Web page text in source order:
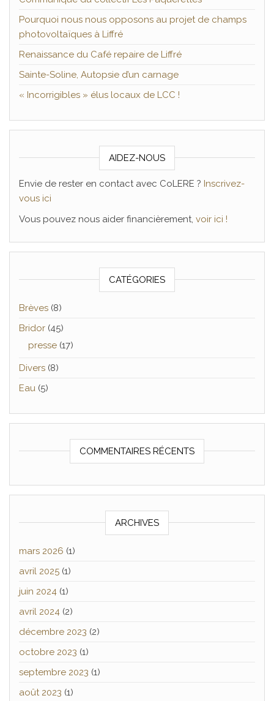
Pourquoi nous nous opposons au projet de champs
photovoltaïques à Liffré
Renaissance du Café repaire de Liffré
Sainte-Soline, Autopsie d’un carnage
« Incorrigibles » élus locaux de LCC !
AIDEZ-NOUS
Envie de rester en contact avec CoLERE ? Inscrivez-
vous ici
Vous pouvez nous aider financièrement, voir ici !
CATÉGORIES
Brèves (8)
Bridor (45)
presse (17)
Divers (8)
Eau (5)
COMMENTAIRES RÉCENTS
ARCHIVES
mars 2026 (1)
avril 2025 (1)
juin 2024 (1)
avril 2024 (2)
décembre 2023 (2)
octobre 2023 (1)
septembre 2023 (1)
août 2023 (1)